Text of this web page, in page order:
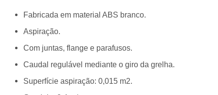
Fabricada em material ABS branco.
Aspiração.
Com juntas, flange e parafusos.
Caudal regulável mediante o giro da grelha.
Superfície aspiração: 0,015 m2.